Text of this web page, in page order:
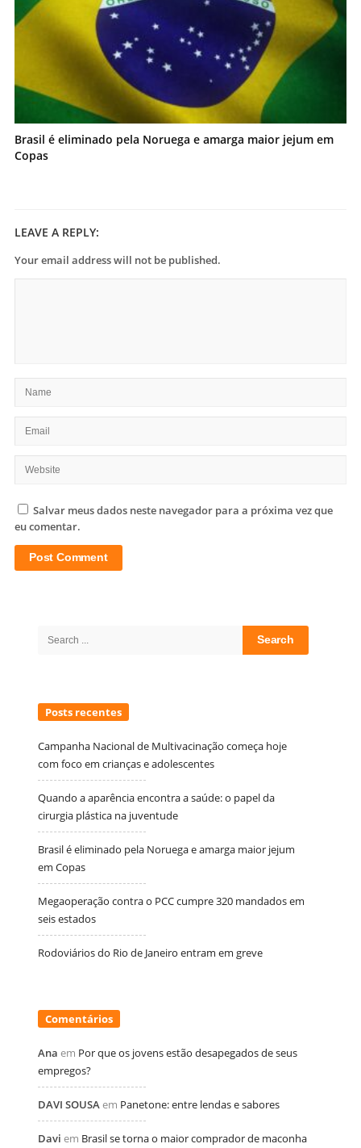
Brasil é eliminado pela Noruega e amarga maior jejum em
Copas
LEAVE A REPLY:
Your email address will not be published.
Salvar meus dados neste navegador para a próxima vez que
eu comentar.
Posts recentes
Campanha Nacional de Multivacinação começa hoje
com foco em crianças e adolescentes
Quando a aparência encontra a saúde: o papel da
cirurgia plástica na juventude
Brasil é eliminado pela Noruega e amarga maior jejum
em Copas
Megaoperação contra o PCC cumpre 320 mandados em
seis estados
Rodoviários do Rio de Janeiro entram em greve
Comentários
Ana em Por que os jovens estão desapegados de seus
empregos?
DAVI SOUSA em Panetone: entre lendas e sabores
Davi em Brasil se torna o maior comprador de maconha